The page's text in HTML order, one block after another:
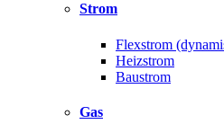
Strom
Flexstrom
Heizstrom
Baustrom
Gas